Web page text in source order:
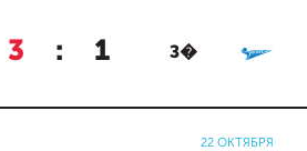
3 : 1 З�
22 ОКТЯБРЯ